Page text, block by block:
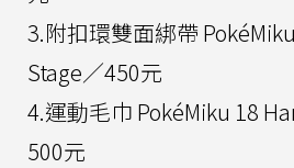
3.附扣環雙面綁帶
Stage／450元
4.運動毛巾 PokéMiku 18
500元